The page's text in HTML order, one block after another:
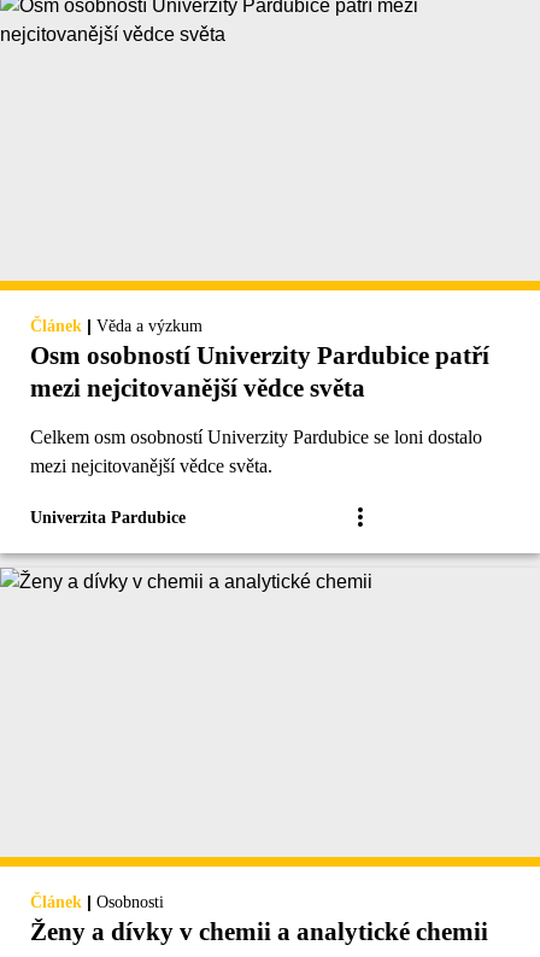
Článek | Věda a výzkum
Osm osobností Univerzity Pardubice patří
mezi nejcitovanější vědce světa
Celkem osm osobností Univerzity Pardubice se loni dostalo
mezi nejcitovanější vědce světa.
Univerzita Pardubice
Článek | Osobnosti
Ženy a dívky v chemii a analytické chemii